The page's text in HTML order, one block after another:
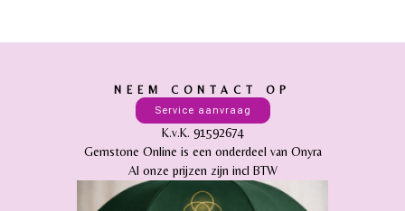
NEEM CONTACT OP
Service aanvraag
K.v.K. 91592674
Gemstone Online is een onderdeel van Onyra
Al onze prijzen zijn incl BTW